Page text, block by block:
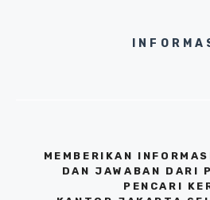
MEMBERIKAN
DAN JAWABAN DARI
PENCARI